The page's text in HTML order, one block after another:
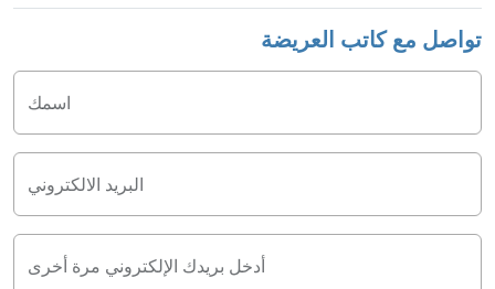
تواصل مع كاتب العريضة
اسمك
البريد الالكتروني
أدخل بريدك الإلكتروني مرة أخرى